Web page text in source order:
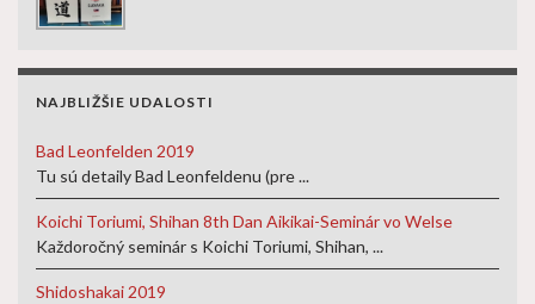
NAJBLIŽŠIE UDALOSTI
Bad Leonfelden 2019
Tu sú detaily Bad Leonfeldenu (pre ...
Koichi Toriumi, Shihan 8th Dan Aikikai-Seminár vo Welse
Každoročný seminár s Koichi Toriumi, Shihan, ...
Shidoshakai 2019